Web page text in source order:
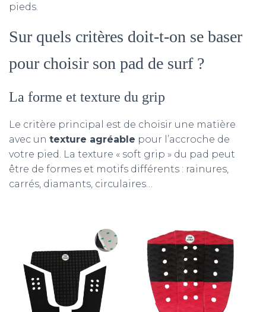
pieds.
Sur quels critères doit-t-on se baser
pour choisir son pad de surf ?
La forme et texture du grip
Le critère principal est de choisir une matière
avec un texture agréable pour l’accroche de
votre pied. La texture « soft grip » du pad peut
être de formes et motifs différents : rainures,
carrés, diamants, circulaires…